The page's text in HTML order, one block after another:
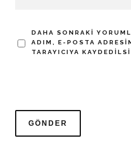
DAHA SONRAKI
ADIM, E-POSTA
TARAYICIYA